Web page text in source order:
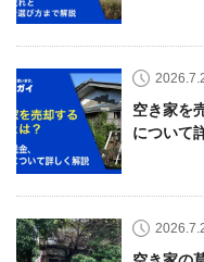
空き家を
について